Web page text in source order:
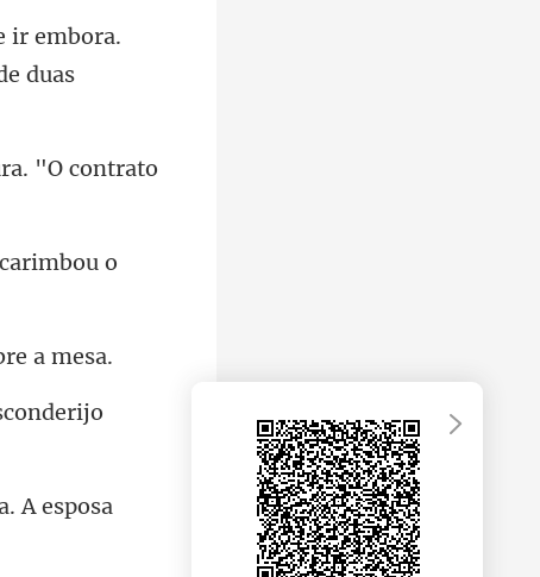
ir embora.
"O co
A espos